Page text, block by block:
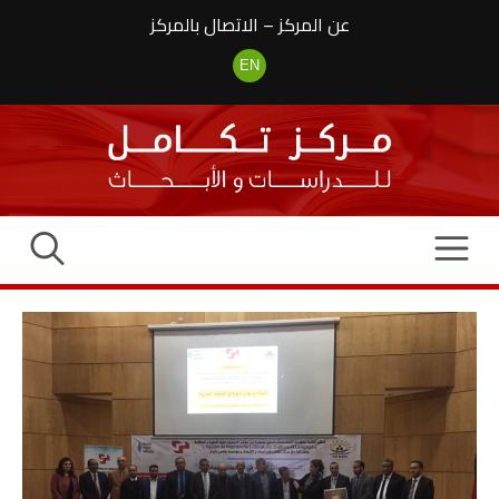
عن المركز– الاتصال بالمركز
EN